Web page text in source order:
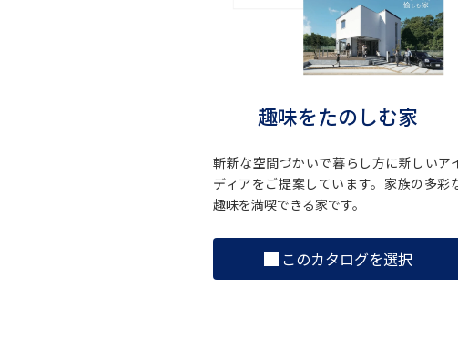
趣味をたのしむ家
斬新な空間づかいで暮らし方に新しいア
ディアをご提案しています。家族の多彩
趣味を満喫できる家です。
このカタログを選択